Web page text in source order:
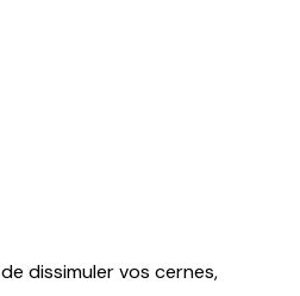
dissimuler vos cernes,